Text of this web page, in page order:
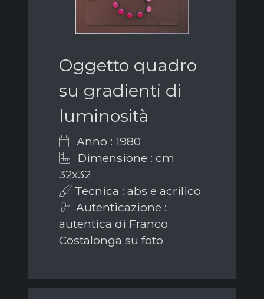
Oggetto quadro
su gradienti di
luminosità
Anno : 1980
Dimensione : cm
32x32
Tecnica : abs e acrilico
Autenticazione :
autentica di Franco
Costalonga su foto